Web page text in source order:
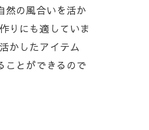
然の風合いを活か
りにも適していま
かしたアイテム
ことができるので